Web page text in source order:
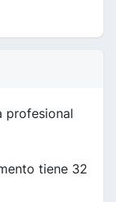
profesional
tiene 32